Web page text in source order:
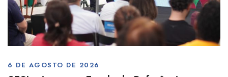
6 DE AGOSTO DE 2026